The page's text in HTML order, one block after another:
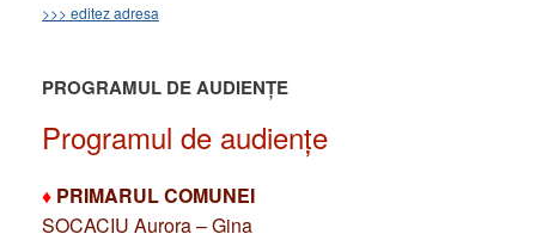
>>> editez adresa
PROGRAMUL DE AUDIENȚE
Programul de audiențe
♦ PRIMARUL COMUNEI
SOCACIU Aurora – Gina